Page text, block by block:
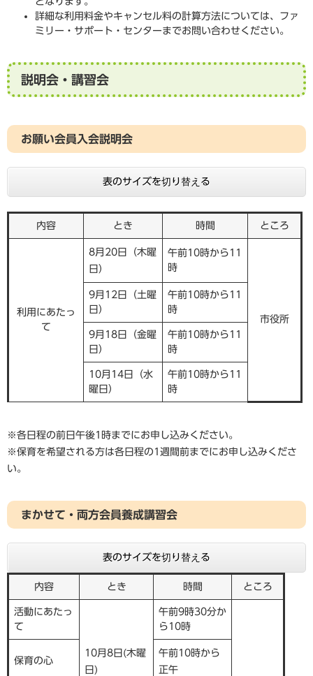
詳細な利用料金やキャンセル料の計算方法については、ファ
ミリー・サポート・センターまでお問い合わせください。
説明会・講習会
お願い会員入会説明会
表のサイズを切り替える
内容 とき 時間 ところ
利用にあたっ
て
8月20日（木曜
日）
午前10時から11
時
市役所
9月12日（土曜
日）
午前10時から11
時
9月18日（金曜
日）
午前10時から11
時
10月14日（水
曜日）
午前10時から11
時
※各日程の前日午後1時までにお申し込みください。
※保育を希望される方は各日程の1週間前までにお申し込みくださ
い。
まかせて・両方会員養成講習会
表のサイズを切り替える
内容 とき 時間 ところ
活動にあたっ
て
10月8日(木曜
日)
午前9時30分か
ら10時
保育の心
午前10時から
正午